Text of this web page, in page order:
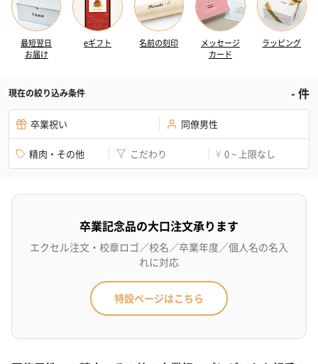
最短翌日
お届け
eギフト 名前の刻印
メッセージ
カード
ラッピング
現在の絞り込み条件 -件
卒業祝い 同僚男性
精肉・その他 こだわり ¥ 0 ~ 上限なし
卒業記念品の大口注文承ります
エクセル注文・校章ロゴ／校名／卒業年度／個人名の名入
れに対応
特設ページはこちら